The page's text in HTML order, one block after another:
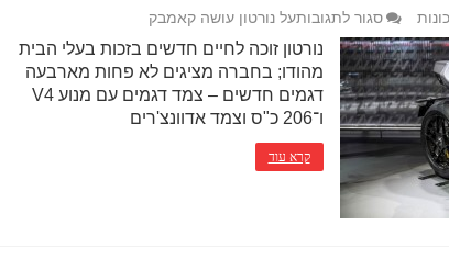
סגור לתגובותעל נורטון עושה קאמבק
נורטון זוכה לחיים חדשים בזכות בעלי הבית
מהודו; בחברה מציגים לא פחות מארבעה
דגמים חדשים – צמד דגמים עם מנוע V4
ו־206 כ"ס וצמד אדוונצ'רים
קרא עוד